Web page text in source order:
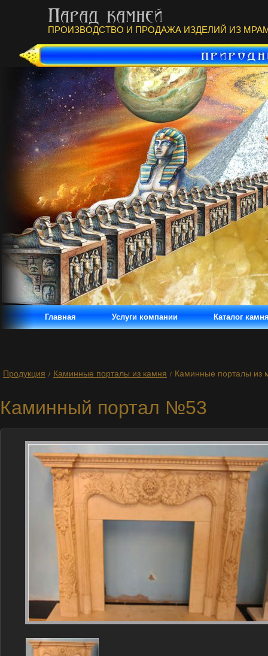
ПРОИЗВОДСТВО И ПРОДАЖА ИЗДЕЛИЙ ИЗ
Главная Услуги компании Каталог
Продукция / Каминные порталы из камня / Каминные порталы из
Каминный портал №53